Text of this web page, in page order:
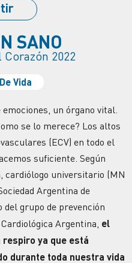
SANO
2022
Vida
un órgano vital.
se lo merece? Los altos
(ECV) en todo el
suficiente. Según
cardiólogo universitario (MN
Argentina de
del grupo de prevención
Argentina, el
respiro ya que está
durante toda nuestra vida